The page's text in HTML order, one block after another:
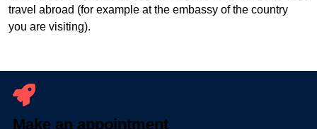
travel abroad (for example at the embassy of the country
you are visiting).
Make an appointment